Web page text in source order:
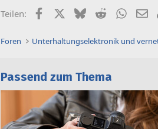
Teilen: FacebookX (Twitter)
BlueskyReddit E-
Foren Unterhaltungselektronik und
Passend zum Thema